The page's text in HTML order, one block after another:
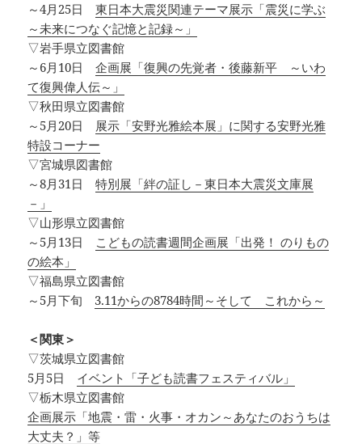
～4月25日東日本大震災関連テーマ展示「震災に学ぶ
～未来につなぐ記憶と記録～」
▽岩手県立図書館
～6月10日企画展「復興の先覚者・後藤新平 ～いわ
て復興偉人伝～」
▽秋田県立図書館
～5月20日 展示「安野光雅絵本展」に関する安野光雅
特設コーナー
▽宮城県図書館
～8月31日特別展「絆の証し－東日本大震災文庫展
－」
▽山形県立図書館
～5月13日 こどもの読書週間企画展「出発！ のりもの
の絵本」
▽福島県立図書館
～5月下旬 3.11からの8784時間～そして これから～
＜関東＞
▽茨城県立図書館
5月5日 イベント「子ども読書フェスティバル」
▽栃木県立図書館
企画展示「地震・雷・火事・オカン～あなたのおうちは
大丈夫？」等